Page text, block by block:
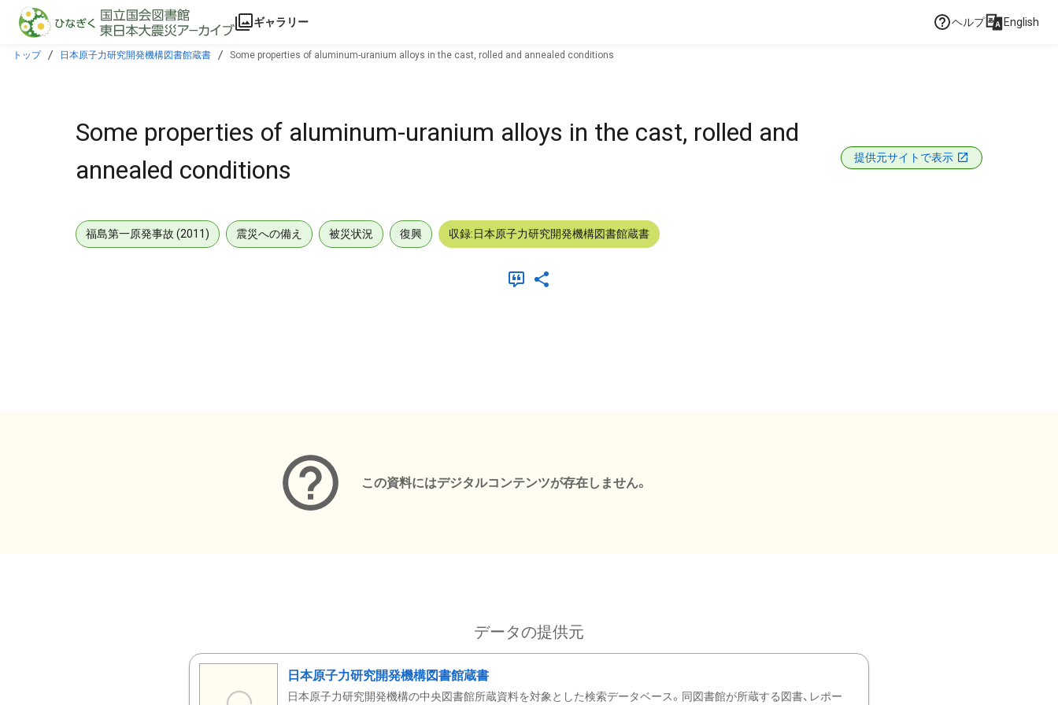
本文に飛ぶ
ギャラリー ヘルプ English
トップ 日本原子力研究開発機構図書館蔵書 Some properties of aluminum-uranium alloys in the cast, rolled and annealed conditions
Some properties of aluminum-uranium alloys in the cast, rolled and
annealed conditions
提供元サイトで表示
福島第一原発事故 (2011) 震災への備え 被災状況 復興 収録:日本原子力研究開発機構図書館蔵書
この資料にはデジタルコンテンツが存在しません。
データの提供元
日本原子力研究開発機構図書館蔵書
日本原子力研究開発機構の中央図書館所蔵資料を対象とした検索データベース。同図書館が所蔵する図書、レポー